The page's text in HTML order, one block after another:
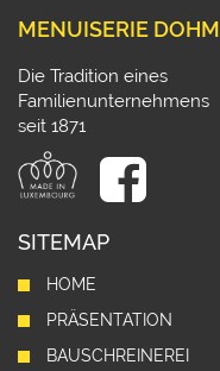
MENUISERIE DOHM
Die Tradition eines
Familienunternehmens
seit 1871
SITEMAP
HOME
PRÄSENTATION
BAUSCHREINEREI